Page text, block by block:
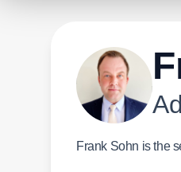
Frank Sohn is the